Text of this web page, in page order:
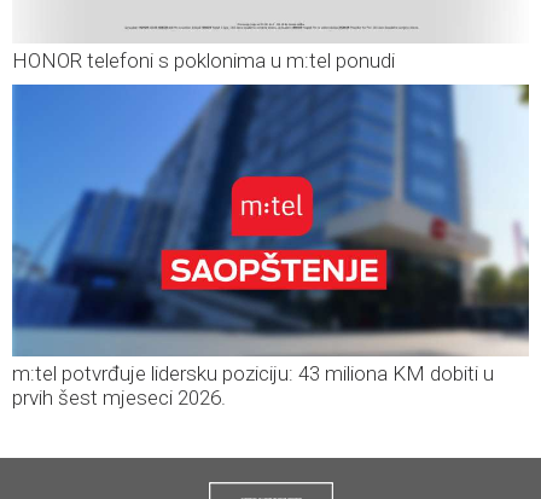
HONOR telefoni s poklonima u m:tel ponudi
m:tel potvrđuje lidersku poziciju: 43 miliona KM dobiti u
prvih šest mjeseci 2026.